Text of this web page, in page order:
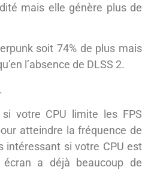
mais elle génère plus de
soit 74% de plus mais
l’absence de DLSS 2.
votre CPU limite les FPS
atteindre la fréquence de
intéressant si votre CPU est
a déjà beaucoup de